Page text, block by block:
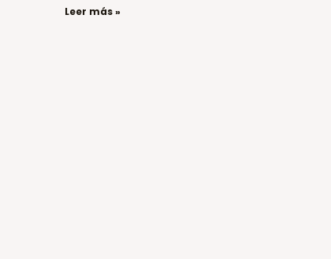
Leer más »